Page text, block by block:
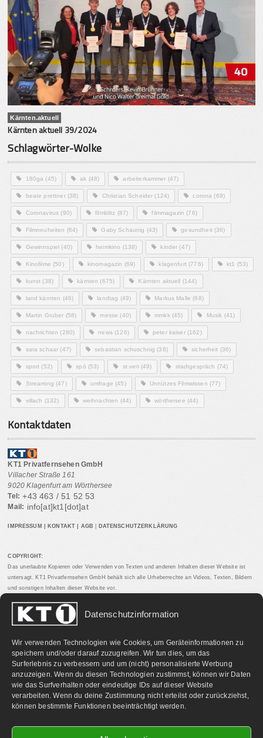
Datenschutzinformation
Wir verwenden Technologien wie Cookies, um Geräteinformationen zu
speichern und/oder darauf zuzugreifen. Wir tun dies, um das
Surferlebnis zu verbessern und um (nicht) personalisierte Werbung
anzuzeigen. Wenn du diesen Technologien zustimmst, können wir Daten
wie das Surfverhalten oder eindeutige IDs auf dieser Website
verarbeiten. Wenn du deine Zustimmung nicht erteilst oder zurückziehst,
können bestimmte Funktionen beeinträchtigt werden.
Kärnten.aktuell
Kärnten aktuell 39/2024
Schlagwörter-Wolke
180ga (45) ak (48) arbeiterkammer (47)
beate prettner(38) Christian Scheider (124) corona (69)
Coronavirus (90) filmblitz (87) filmmagazin (76)
Filmneuheiten (64) Gaby Schaunig (43) gesundheit(36)
Gewinnspiel (40) heimkino (138) kinder (47)
Kinofilme (50) kinomagazin (69) klagenfurt(776) kt1 (53)
kunst (38) kärnten (675) Kärnten aktuell (144)
land kärnten (46) landtag (49) Markus Malle (68)
Martin Gruber (58) messe (40) mmkk(45) Musik (41)
nachrichten (280) news(126) peter kaiser(162)
sara schaar (47) sebastian schuschnig (38) sicherheit (36)
sport (52) spö (53) st.veit(49) stadtgespräch (74)
Streaming (47) umfrage (45) Unnützes Filmwissen (77)
villach (132) weihnachten (44) wörthersee (44)
Kontaktdaten
KT1 Privatfernsehen GmbH
Villacher Straße 161
9020 Klagenfurt am Wörthersee
Tel: +43 463 / 51 52 53
Mail: info[at]kt1[dot]at
IMPRESSUM KONTAKT AGB DATENSCHUTZERKLÄRUNG
COPYRIGHT:
Das unerlaubte Kopieren oder Verwenden von Texten und anderen Inhalten dieser Website ist
untersagt. KT1 Privatfernsehen GmbH behält sich alle Urheberrechte an Videos, Texten, Bildern
und sonstigen Inhalten dieser Website vor.
PARTNERLINKS: